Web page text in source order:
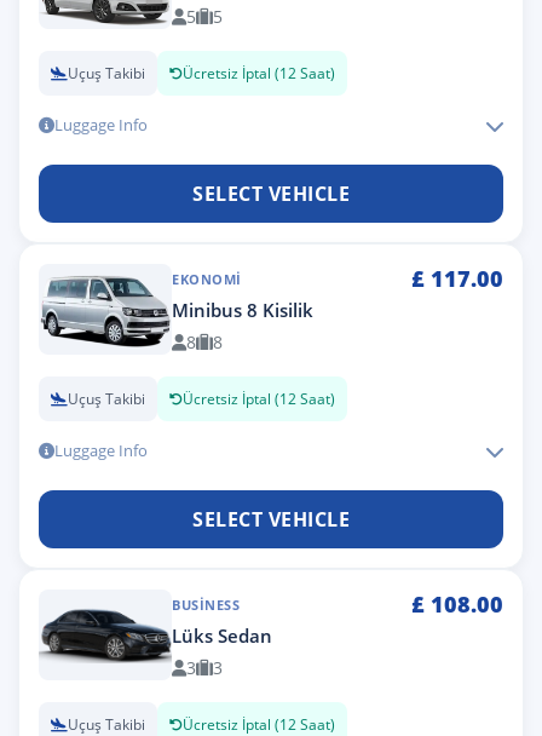
5 5
Uçuş Takibi Ücretsiz İptal (12 Saat)
Luggage Info
SELECT VEHICLE
EKONOMI £ 117.00
Minibus 8 Kisilik
8 8
Uçuş Takibi Ücretsiz İptal (12 Saat)
Luggage Info
SELECT VEHICLE
BUSINESS £ 108.00
Lüks Sedan
3 3
Uçuş Takibi Ücretsiz İptal (12 Saat)